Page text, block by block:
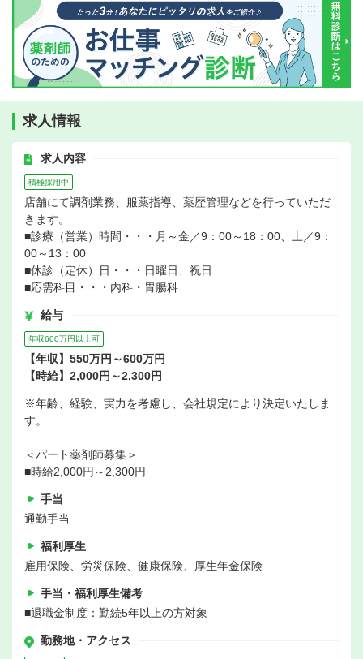
求人情報
求人内容
積極採用中
店舗にて調剤業務、服薬指導、薬歴管理などを行っていただ
きます。
■診療（営業）時間・・・月～金／9：00～18：00、土／9：
00～13：00
■休診（定休）日・・・日曜日、祝日
■応需科目・・・内科・胃腸科
給与
年収600万円以上可
【年収】550万円～600万円
【時給】2,000円～2,300円
※年齢、経験、実力を考慮し、会社規定により決定いたしま
す。
＜パート薬剤師募集＞
■時給2,000円～2,300円
手当
通勤手当
福利厚生
雇用保険、労災保険、健康保険、厚生年金保険
手当・福利厚生備考
■退職金制度：勤続5年以上の方対象
勤務地・アクセス